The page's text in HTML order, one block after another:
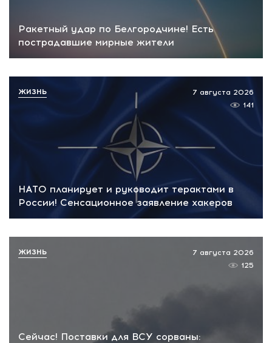
Ракетный удар по Белгородчине! Есть
пострадавшие мирные жители
НАТО планирует и руководит терактами в
России! Сенсационное заявление хакеров
7 августа 2026
141
ЖИЗНЬ
Сейчас! Поставки для ВСУ сорваны:
7 августа 2026
125
ЖИЗНЬ